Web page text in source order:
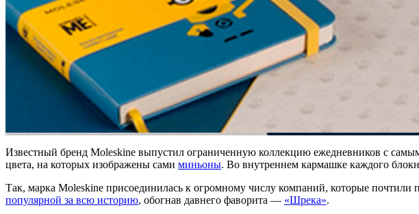
Известный бренд Moleskine выпустил ограниченную коллекцию ежедневников с
цвета, на которых изображены сами миньоны. Во внутреннем кармашке каждого
Так, марка Moleskine присоединилась к огромному числу компаний, которые
популярной за всю историю, обогнав давнего фаворита — «Шрека».